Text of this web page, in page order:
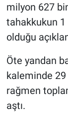
milyon 627
tahakkukun
olduğu
Öte yandan
kaleminde 29
rağmen
aştı.